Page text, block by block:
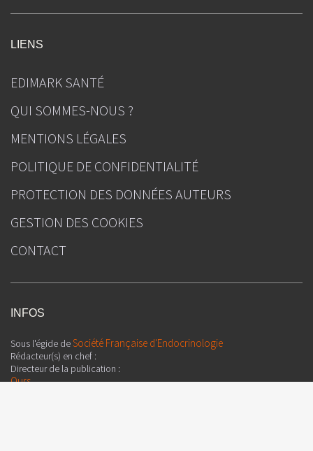
INFOS
Sous l'égide deSociété Française d'Endocrinologie
Rédacteur(s) en chef :
Directeur de la publication :
Ours
LIENS
EDIMARK SANTÉ
QUI SOMMES-NOUS ?
MENTIONS LÉGALES
POLITIQUE DE CONFIDENTIALITÉ
PROTECTION DES DONNÉES AUTEURS
GESTION DES COOKIES
CONTACT